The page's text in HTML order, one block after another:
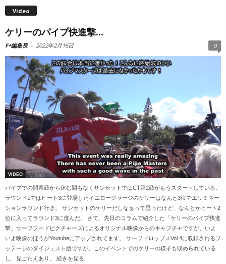
Video
ケリーのパイプ快進撃...
F+編集長 - 2022年2月16日 0
VIDEO
パイプでの開幕戦から休む間もなくサンセットではCT第2戦がもうスタートしている。
ラウンド1ではヒート3に登場したイエロージャージのケリーはなんと3位でエリミネー
ションラウンド行き。 サンセットのケリーだしなぁって思ったけど、なんとかヒート2
位に入ってラウンド3に進んだ。 さて、先日のコラムで紹介した「ケリーのパイプ快進
撃」サーフフードピクチャーズによるオリジナル映像からのキャプチャですが、いよ
いよ映像のほうがYoutubeにアップされてます。 サーフドロップスVol.4に収録されるフ
ッテージのダイジェスト版ですが、このイベントでのケリーの様子も収められている
し、見ごたえあり。 続きを見る